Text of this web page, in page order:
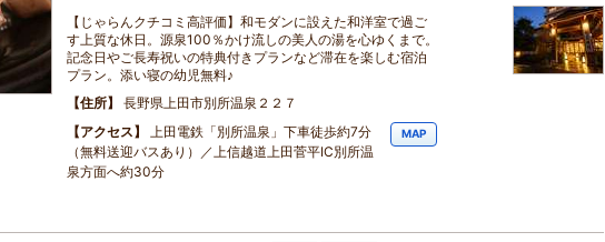
【じゃらんクチコミ高評価】和モダンに設えた和洋室で過ご
す上質な休日。源泉100％かけ流しの美人の湯を心ゆくまで。
記念日やご長寿祝いの特典付きプランなど滞在を楽しむ宿泊
プラン。添い寝の幼児無料♪
住所
長野県上田市別所温泉２２７
アクセス
上田電鉄「別所温泉」下車徒歩約7分
（無料送迎バスあり）／上信越道上田菅平IC別所温
泉方面へ約30分
MAP